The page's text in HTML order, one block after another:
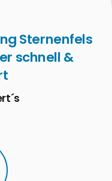
Sternenfels
schnell &